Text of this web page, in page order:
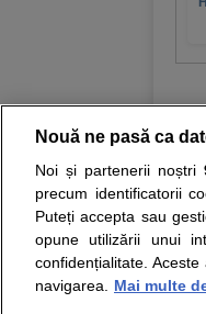
ii
Nouă ne pasă ca
Noi și partenerii noștri
precum identificatorii
Puteți accepta sau
opune utilizării unui
confidențialitate.
navigarea.
Mai multe